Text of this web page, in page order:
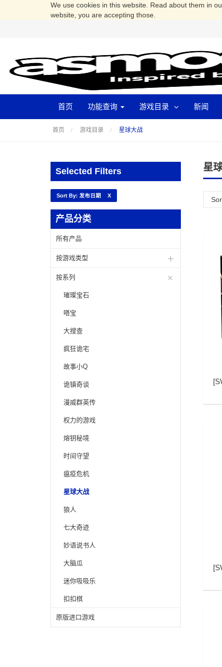
We use cookies in this website. Read about them in
website, you are accepting those.
首页 功能查询 游戏目录 新闻
首页 游戏目录 星球大战
Selected Filters
Sort By: 发布日期 X
产品分类
所有产品
按游戏类型
按系列
璀璨宝石
嗒宝
大搜查
疯狂诡宅
故事小Q
诡镇奇谈
漫威群英传
权力的游戏
熔钥秘境
时间守望
瘟疫危机
星球大战
狼人
七大奇迹
妙语说书人
大脑瓜
迷你吸吸乐
扣扣棋
原版进口游戏
星
[
[